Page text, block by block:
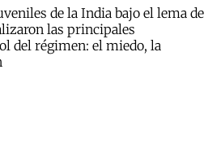
de la India bajo el lema de
las principales
del régimen: el miedo, la